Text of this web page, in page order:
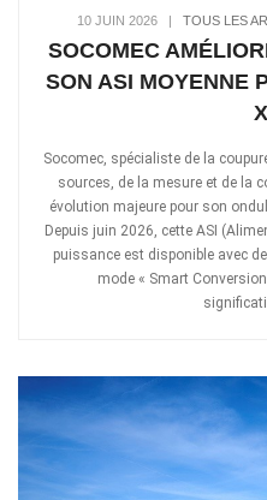
10 JUIN 2026 | TOUS LES
SOCOMEC
SON ASI MOYENNE
Socomec, spécialiste de la
sources, de la mesure et de la
évolution majeure pour son
Depuis juin 2026, cette ASI
puissance est disponible avec
mode « Smart